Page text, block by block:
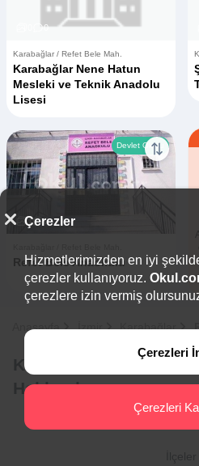
0
Karabağlar / Refet Bele Mah.
Karabağlar Nene Hatun
Mesleki ve Teknik Anadolu
Lisesi
1 0
Devlet Okulu
Refet Bele Anaokulu
Anasayfa İzmir Karabağlar
Karabağlar - Refet
Hakkında
Çerezler
Hizmetlerimizden en iyi
çerezler kullanıyoruz.
çerezlere izin vermiş
Çerezleri
Çerezleri